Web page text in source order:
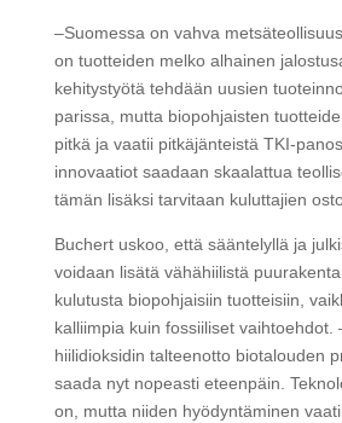
–Suomessa on vahva
on tuotteiden melko alhainen
kehitystyötä tehdään uusien
parissa, mutta biopohjaisten
pitkä ja vaatii pitkäjänteistä TKI-
innovaatiot saadaan skaalattua
tämän lisäksi tarvitaan kuluttajien
Buchert uskoo, että sääntelyllä ja
voidaan lisätä vähähiilistä
kulutusta biopohjaisiin tuotteisiin,
kalliimpia kuin fossiiliset vaihtoehdot.
hiilidioksidin talteenotto biotalouden
saada nyt nopeasti eteenpäin.
on, mutta niiden hyödyntäminen